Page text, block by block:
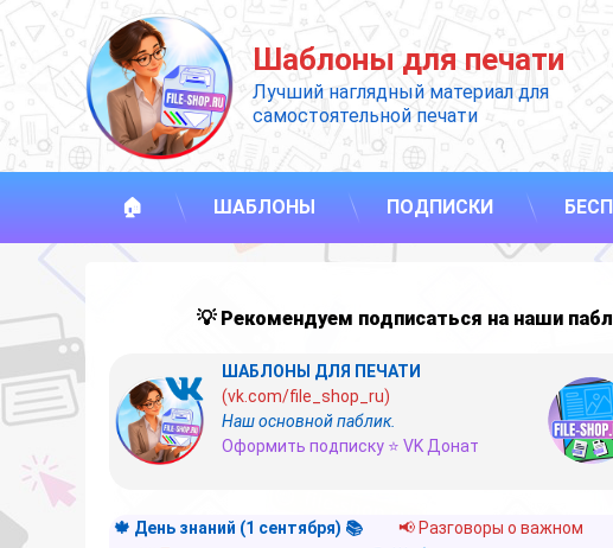
Перейти
к
содержимому
Шаблоны для печати
Лучший наглядный материал для
самостоятельной печати
🏠 ШАБЛОНЫ ПОДПИСКИ
💡 Рекомендуем подписаться на наши
ШАБЛОНЫ ДЛЯ ПЕЧАТИ
(vk.com/file_shop_ru)
Наш основной паблик.
Оформить подписку ⭐ VK Донат
🍁 День знаний (1 сентября) 📚 📢 Разговоры о важном